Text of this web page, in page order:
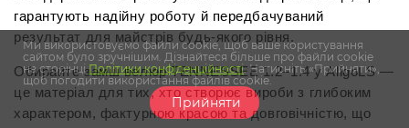
гарантують надійну роботу й передбачуваний
результат для майстрів будь-якого рівня.
Обирайте замш велюр TENNESSEE 1.2–1.4 у AligoLS —
це матеріал для тих, хто створює вироби з глибоким
характером, фактурною красою та довговічністю, що
Ми використовуємо файли cookie, щоб ваше користування
сайтом було зручнішим. Дізнайтеся більше про файли cookie
на сторінціПолітики конфіденційності. Натисніть «Прийняти»,
щоб погодити використання файлів cookie.
Прийняти